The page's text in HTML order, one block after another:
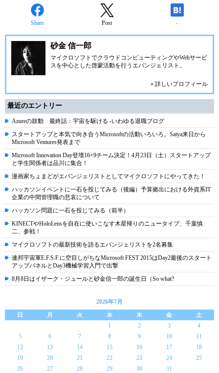
Share Post -
砂金 信一郎
マイクロソフトでクラウドコンピューティングやWebサービ
スを中心とした啓蒙活動を行うエバンジェリスト。
» 詳しいプロフィール
最近のエントリー
Azureの鼓動 最終話：宇宙を駆ける -いわゆる退職ブログ
スタートアップと本気で向き合うMicrosoftの活動いろいろ。Satya来日から
Microsoft Ventures発表まで
Microsoft Innovation Day登壇16+9チーム決定！4月23日（土）スタートアップ
と学生関係者は品川に集合！
漫画家ちょまどがエバンジェリストとしてマイクロソフトにやってきた！
ハッカソンイベントに一石を投じてみる（後編）予算拠出における外資系IT
企業の中間管理職の悲哀について
ハッカソン問題に一石を投じてみる（前半）
KINECTやHoloLensを自在に使いこなす木星帰りのニュータイプ、千葉慎
二、参戦！
マイクロソフトの最新技術を語るエバンジェリストを2名募集
連邦宇宙軍E.F.S.F.に空目しがちなMicrosoft FEST 2015はDay2最後のスタート
アップパネルとDay3機械学習入門で出撃
8月8日はイザーク・ジュールと砂金信一郎の誕生日（So what?
2026年7月
日
月 火 水 木 金
土
1
2 3
4
5
6 7 8 9 10
11
12
13 14 15 16 17
18
19
20 21 22 23 24
25
26
27 28 29 30 31